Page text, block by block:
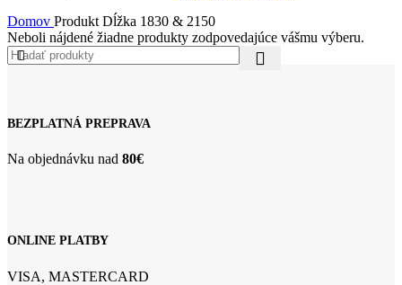
Domov Produkt Dĺžka 1830 & 2150
Neboli nájdené žiadne produkty zodpovedajúce vášmu výberu.
BEZPLATNÁ PREPRAVA
Na objednávku nad 80€
ONLINE PLATBY
VISA, MASTERCARD